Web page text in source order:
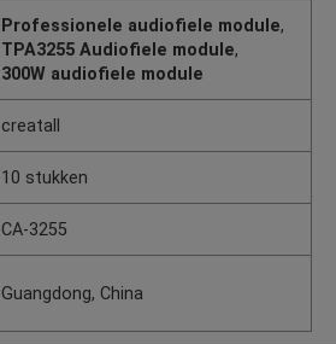
Professionele audiofiele module,
TPA3255 Audiofiele module,
300W audiofiele module
creatall
10 stukken
CA-3255
Guangdong, China